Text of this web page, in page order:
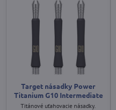
Target násadky Power
Titanium G10 Intermediate
Titánové uťahovacie násadky.